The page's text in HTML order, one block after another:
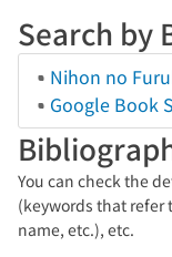
Search by
Nihon no
Google Book
You can check the
(keywords that refer
name, etc.), etc.